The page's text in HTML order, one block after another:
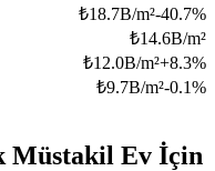
₺18.7B/m²-40.7%
₺14.6B/m²
₺12.0B/m²+8.3%
₺9.7B/m²-0.1%
Müstakil Ev İçin